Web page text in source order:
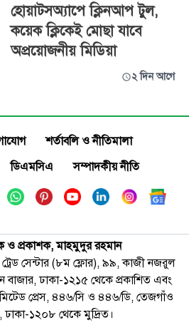
হোয়াটসঅ্যাপে ক্লিনআপ টুল,
কয়েক ক্লিকেই মোছা যাবে
অপ্রয়োজনীয় মিডিয়া
২ দিন আগে
শর্তাবলি ও নীতিমালা
ডিএমসিএ সম্পাদকীয় নীতি
ও প্রকাশক, মাহমুদুর রহমান
সেন্টার (৮ম ফ্লোর), ৯৯, কাজী নজরুল
বাজার, ঢাকা-১২১৫ থেকে প্রকাশিত এবং
প্রেস, ৪৪৬/সি ও ৪৪৬/ডি, তেজগাঁও
ঢাকা-১২০৮ থেকে মুদ্রিত।